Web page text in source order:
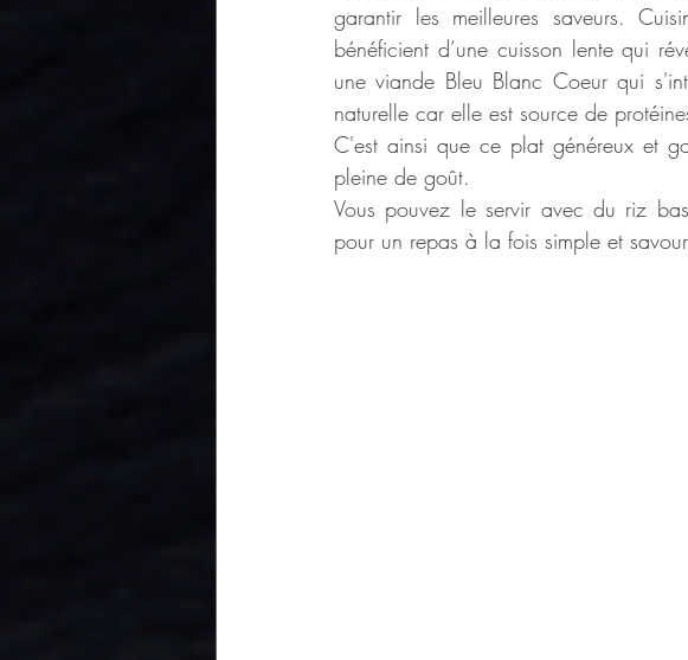
garantir les meilleures saveurs.
bénéficient d’une cuisson lente qui
une viande Bleu Blanc Coeur qui
naturelle car elle est source de
C'est ainsi que ce plat généreux et
pleine de goût.
Vous pouvez le servir avec du riz
pour un repas à la fois simple et